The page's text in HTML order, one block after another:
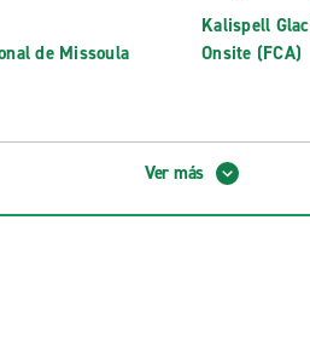
de Missoula
Kalispell
Onsite (FCA)
Missoula
Ver más